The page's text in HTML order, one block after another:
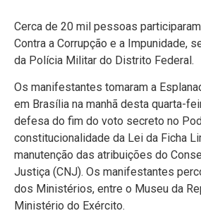
Cerca de 20 mil pessoas
Contra a Corrupção e a Impunidade,
da Polícia Militar do Distrito Federal.
Os manifestantes tomaram a
em Brasília na manhã desta quarta-
defesa do fim do voto secreto no
constitucionalidade da Lei da Ficha
manutenção das atribuições do
Justiça (CNJ). Os manifestantes
dos Ministérios, entre o Museu da
Ministério do Exército.